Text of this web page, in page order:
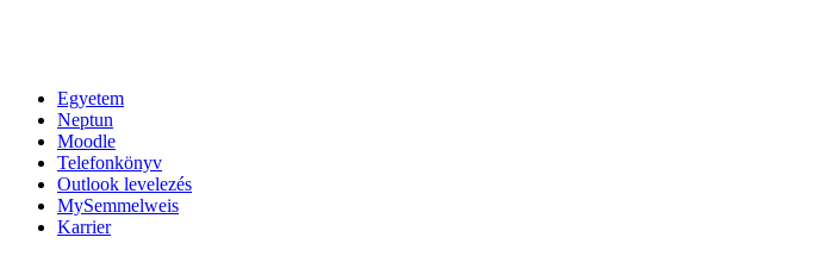
Egyetem
Neptun
Moodle
Telefonkönyv
Outlook levelezés
MySemmelweis
Karrier